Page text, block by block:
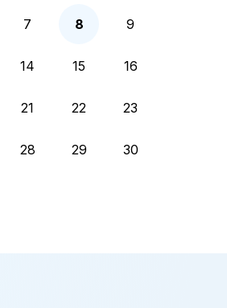
7 8 9
14 15 16
21 22 23
28 29 30